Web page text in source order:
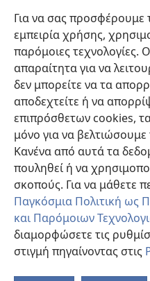
Για να σας προσφέρουμε
εμπειρία χρήσης,
παρόμοιες τεχνολογίες.
απαραίτητα για να
δεν μπορείτε να τα
αποδεχτείτε ή να
επιπρόσθετων cookies,
μόνο για να
Κανένα από αυτά τα
πουληθεί ή να
σκοπούς. Για να μάθετε
Παγκόσμια Πολιτική ως
και Παρόμοιων
διαμορφώσετε τις
στιγμή πηγαίνοντας στις
Συνεισφορές
(ανοίγει
παράθυρο)ΔΙΑΔΙΚΤΥΑΚΗ
(ανοίγει
νέο
παράθυρο)
JW Hub
(ανοίγει
νέο
παράθυρο)JW Library®
Βιβλιοθήκη της Σκοπιάς
Copyright © 2026 Watch Tower
ΟΡΟΙ ΧΡΗΣΗΣ
ΠΟΛΙΤΙΚΗ